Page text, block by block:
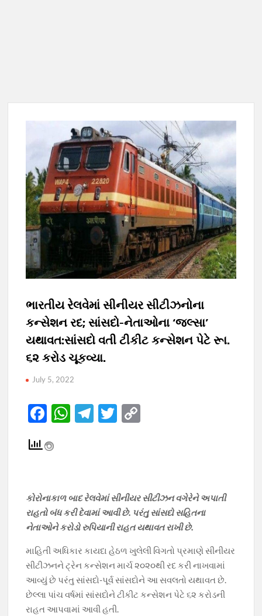
ભારતીય રેલવેમાં સીનીયર સીટીઝનોના
કન્સેશન રદ; સાંસદો-નેતાઓના ‘જલ્સા’
યથાવત:સાંસદો વતી ટીકીટ કન્સેશન પેટે રૂા.
૬૨ કરોડ ચૂકવ્યા.
July 5, 2022
F
e
o
k
W
p
p
T
a
m
T
Li
n
k
કોરોનાકાળ બાદ રેલવેમાં સીનીયર સીટીઝન વગેરેને અપાતી
રાહતો બંધ કરી દેવામાં આવી છે. પરંતુ સાંસદો સહિતના
નેતાઓને કરોડો રુપિયાની રાહત યથાવત રાખી છે.
માહિતી અધિકાર કાયદા હેઠળ ખુલેલી વિગતો પ્રમાણે સીનીયર
સીટીઝનને ટ્રેન કન્સેશન માર્ચ ૨૦૨૦થી રદ કરી નાખવામાં
આવ્યું છે પરંતુ સાંસદો-પૂર્વ સાંસદોને આ સવલતો યથાવત છે.
છેલ્લા પાંચ વર્ષમાં સાંસદોને ટીકીટ કન્સેશન પેટે ૬૨ કરોડની
રાહત આપવામાં આવી હતી.